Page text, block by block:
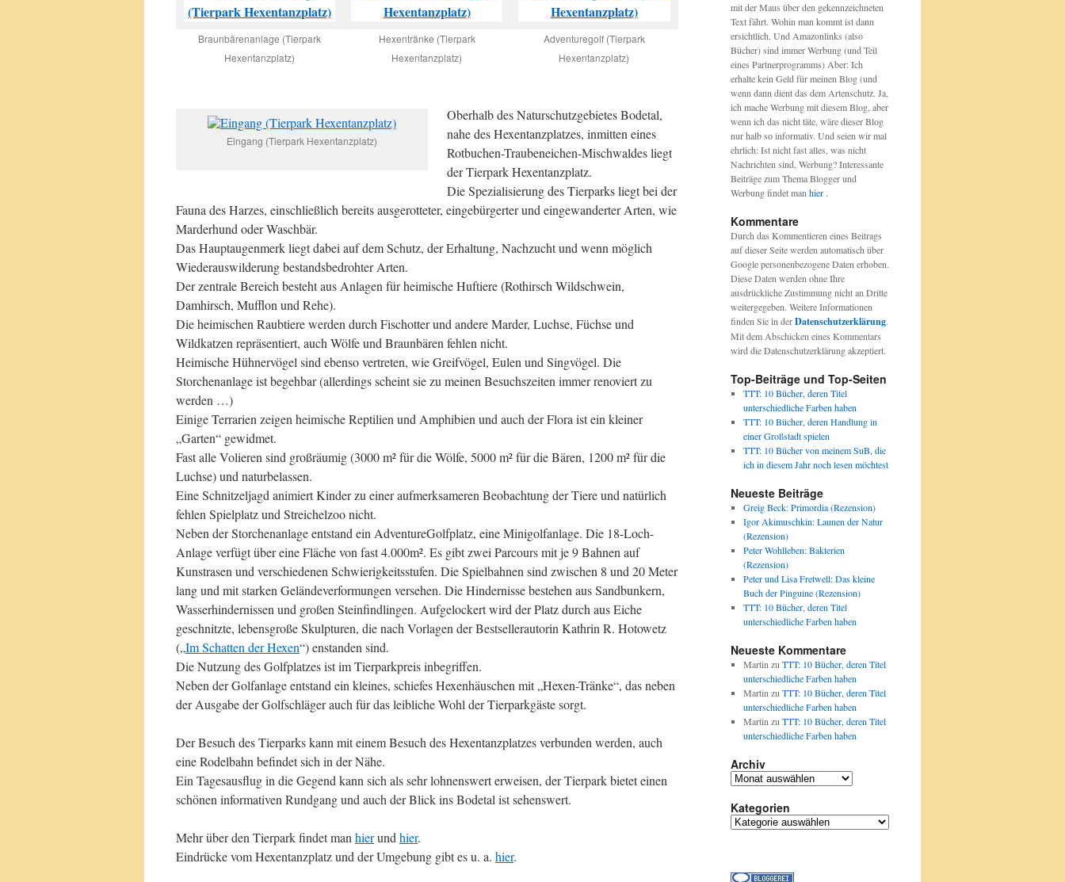
Braunbärenanlage (Tierpark
Hexentanzplatz)
Hexentränke (Tierpark
Hexentanzplatz)
Adventuregolf (Tierpark
Hexentanzplatz)
Eingang (Tierpark Hexentanzplatz)
Oberhalb des Naturschutzgebietes Bodetal,
nahe des Hexentanzplatzes, inmitten eines
Rotbuchen-Traubeneichen-Mischwaldes liegt
der Tierpark Hexentanzplatz.
Die Spezialisierung des Tierparks liegt bei der
Fauna des Harzes, einschließlich bereits ausgerotteter, eingebürgerter und eingewanderter Arten, wie
Marderhund oder Waschbär.
Das Hauptaugenmerk liegt dabei auf dem Schutz, der Erhaltung, Nachzucht und wenn möglich
Wiederauswilderung bestandsbedrohter Arten.
Der zentrale Bereich besteht aus Anlagen für heimische Huftiere (Rothirsch Wildschwein,
Damhirsch, Mufflon und Rehe).
Die heimischen Raubtiere werden durch Fischotter und andere Marder, Luchse, Füchse und
Wildkatzen repräsentiert, auch Wölfe und Braunbären fehlen nicht.
Heimische Hühnervögel sind ebenso vertreten, wie Greifvögel, Eulen und Singvögel. Die
Storchenanlage ist begehbar (allerdings scheint sie zu meinen Besuchszeiten immer renoviert zu
werden …)
Einige Terrarien zeigen heimische Reptilien und Amphibien und auch der Flora ist ein kleiner
„Garten“ gewidmet.
Fast alle Volieren sind großräumig (3000 m² für die Wölfe, 5000 m² für die Bären, 1200 m² für die
Luchse) und naturbelassen.
Eine Schnitzeljagd animiert Kinder zu einer aufmerksameren Beobachtung der Tiere und natürlich
fehlen Spielplatz und Streichelzoo nicht.
Neben der Storchenanlage entstand ein AdventureGolfplatz, eine Minigolfanlage. Die 18-Loch-
Anlage verfügt über eine Fläche von fast 4.000m². Es gibt zwei Parcours mit je 9 Bahnen auf
Kunstrasen und verschiedenen Schwierigkeitsstufen. Die Spielbahnen sind zwischen 8 und 20 Meter
lang und mit starken Geländeverformungen versehen. Die Hindernisse bestehen aus Sandbunkern,
Wasserhindernissen und großen Steinfindlingen. Aufgelockert wird der Platz durch aus Eiche
geschnitzte, lebensgroße Skulpturen, die nach Vorlagen der Bestsellerautorin Kathrin R. Hotowetz
(„Im Schatten der Hexen“) enstanden sind.
Die Nutzung des Golfplatzes ist im Tierparkpreis inbegriffen.
Neben der Golfanlage entstand ein kleines, schiefes Hexenhäuschen mit „Hexen-Tränke“, das neben
der Ausgabe der Golfschläger auch für das leibliche Wohl der Tierparkgäste sorgt.
Der Besuch des Tierparks kann mit einem Besuch des Hexentanzplatzes verbunden werden, auch
eine Rodelbahn befindet sich in der Nähe.
Ein Tagesausflug in die Gegend kann sich als sehr lohnenswert erweisen, der Tierpark bietet einen
schönen informativen Rundgang und auch der Blick ins Bodetal ist sehenswert.
Mehr über den Tierpark findet man hierund hier.
Eindrücke vom Hexentanzplatz und der Umgebung gibt es u. a. hier.
mit der Maus über den gekennzeichneten
Text fährt. Wohin man kommt ist dann
ersichtlich. Und Amazonlinks (also
Bücher) sind immer Werbung (und Teil
eines Partnerprogramms) Aber: Ich
erhalte kein Geld für meinen Blog (und
wenn dann dient das dem Artenschutz. Ja,
ich mache Werbung mit diesem Blog, aber
wenn ich das nicht täte, wäre dieser Blog
nur halb so informativ. Und seien wir mal
ehrlich: Ist nicht fast alles, was nicht
Nachrichten sind, Werbung? Interessante
Beiträge zum Thema Blogger und
Werbung findet man hier .
Kommentare
Durch das Kommentieren eines Beitrags
auf dieser Seite werden automatisch über
Google personenbezogene Daten erhoben.
Diese Daten werden ohne Ihre
ausdrückliche Zustimmung nicht an Dritte
weitergegeben. Weitere Informationen
finden Sie in derDatenschutzerklärung.
Mit dem Abschicken eines Kommentars
wird die Datenschutzerklärung akzeptiert.
Top-Beiträge und Top-Seiten
TTT: 10 Bücher, deren Titel
unterschiedliche Farben haben
TTT: 10 Bücher, deren Handlung in
einer Großstadt spielen
TTT: 10 Bücher von meinem SuB, die
ich in diesem Jahr noch lesen möchtest
Neueste Beiträge
Greig Beck: Primordia (Rezension)
Igor Akimuschkin: Launen der Natur
(Rezension)
Peter Wohlleben: Bakterien
(Rezension)
Peter und Lisa Fretwell: Das kleine
Buch der Pinguine (Rezension)
TTT: 10 Bücher, deren Titel
unterschiedliche Farben haben
Neueste Kommentare
Martin zu TTT: 10 Bücher, deren Titel
unterschiedliche Farben haben
Martin zu TTT: 10 Bücher, deren Titel
unterschiedliche Farben haben
Martin zu TTT: 10 Bücher, deren Titel
unterschiedliche Farben haben
Archiv
Archiv
Kategorien
Kategorien